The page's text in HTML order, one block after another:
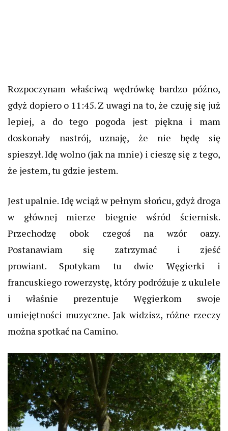
Rozpoczynam właściwą wędrówkę bardzo późno,
gdyż dopiero o 11:45. Z uwagi na to, że czuję się już
lepiej, a do tego pogoda jest piękna i mam
doskonały nastrój, uznaję, że nie będę się
spieszył.Idę wolno (jak na mnie) i cieszę się z tego,
że jestem, tu gdzie jestem.
Jest upalnie. Idę wciąż w pełnym słońcu, gdyż droga
w głównej mierze biegnie wśród ściernisk.
Przechodzę obok czegoś na wzór oazy.
Postanawiam się zatrzymać i zjeść
prowiant. Spotykam tu dwie Węgierki i
francuskiego rowerzystę, który podróżuje z ukulele
i właśnie prezentuje Węgierkom swoje
umiejętności muzyczne. Jak widzisz, różne rzeczy
można spotkać na Camino.